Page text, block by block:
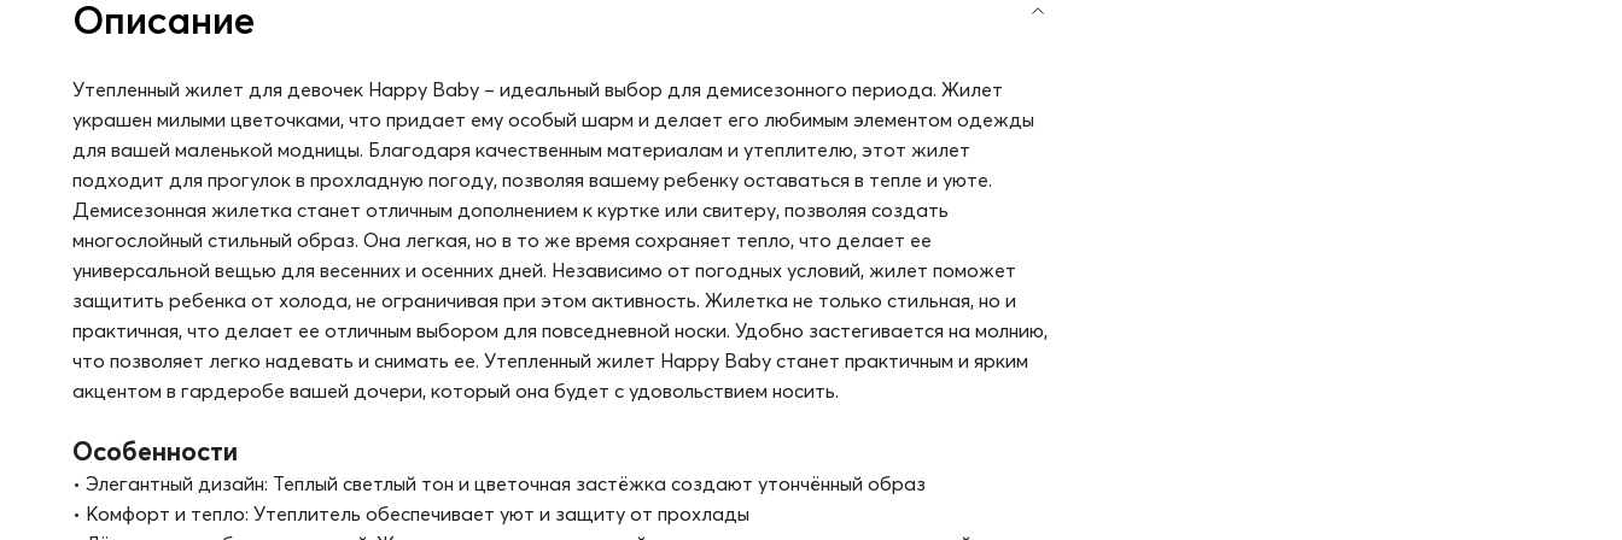
Описание
Утепленный жилет для девочек Happy Baby – идеальный выбор для демисезонного периода. Жилет
украшен милыми цветочками, что придает ему особый шарм и делает его любимым элементом одежды
для вашей маленькой модницы. Благодаря качественным материалам и утеплителю, этот жилет
подходит для прогулок в прохладную погоду, позволяя вашему ребенку оставаться в тепле и уюте.
Демисезонная жилетка станет отличным дополнением к куртке или свитеру, позволяя создать
многослойный стильный образ. Она легкая, но в то же время сохраняет тепло, что делает ее
универсальной вещью для весенних и осенних дней. Независимо от погодных условий, жилет поможет
защитить ребенка от холода, не ограничивая при этом активность. Жилетка не только стильная, но и
практичная, что делает ее отличным выбором для повседневной носки. Удобно застегивается на молнию,
что позволяет легко надевать и снимать ее. Утепленный жилет Happy Baby станет практичным и ярким
акцентом в гардеробе вашей дочери, который она будет с удовольствием носить.
Особенности
• Элегантный дизайн: Теплый светлый тон и цветочная застёжка создают утончённый образ
• Комфорт и тепло: Утеплитель обеспечивает уют и защиту от прохлады